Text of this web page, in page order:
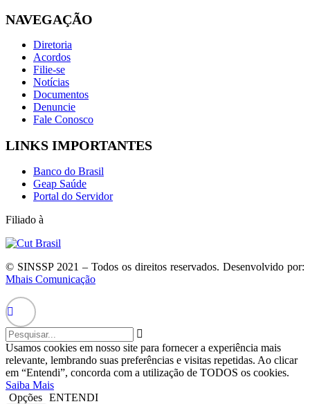
NAVEGAÇÃO
Diretoria
Acordos
Filie-se
Notícias
Documentos
Denuncie
Fale Conosco
LINKS IMPORTANTES
Banco do Brasil
Geap Saúde
Portal do Servidor
Filiado à
© SINSSP 2021 – Todos os direitos reservados. Desenvolvido por:
Mhais Comunicação
Usamos cookies em nosso site para fornecer a experiência mais
relevante, lembrando suas preferências e visitas repetidas. Ao clicar
em “Entendi”, concorda com a utilização de TODOS os cookies.
Saiba Mais
Opções ENTENDI